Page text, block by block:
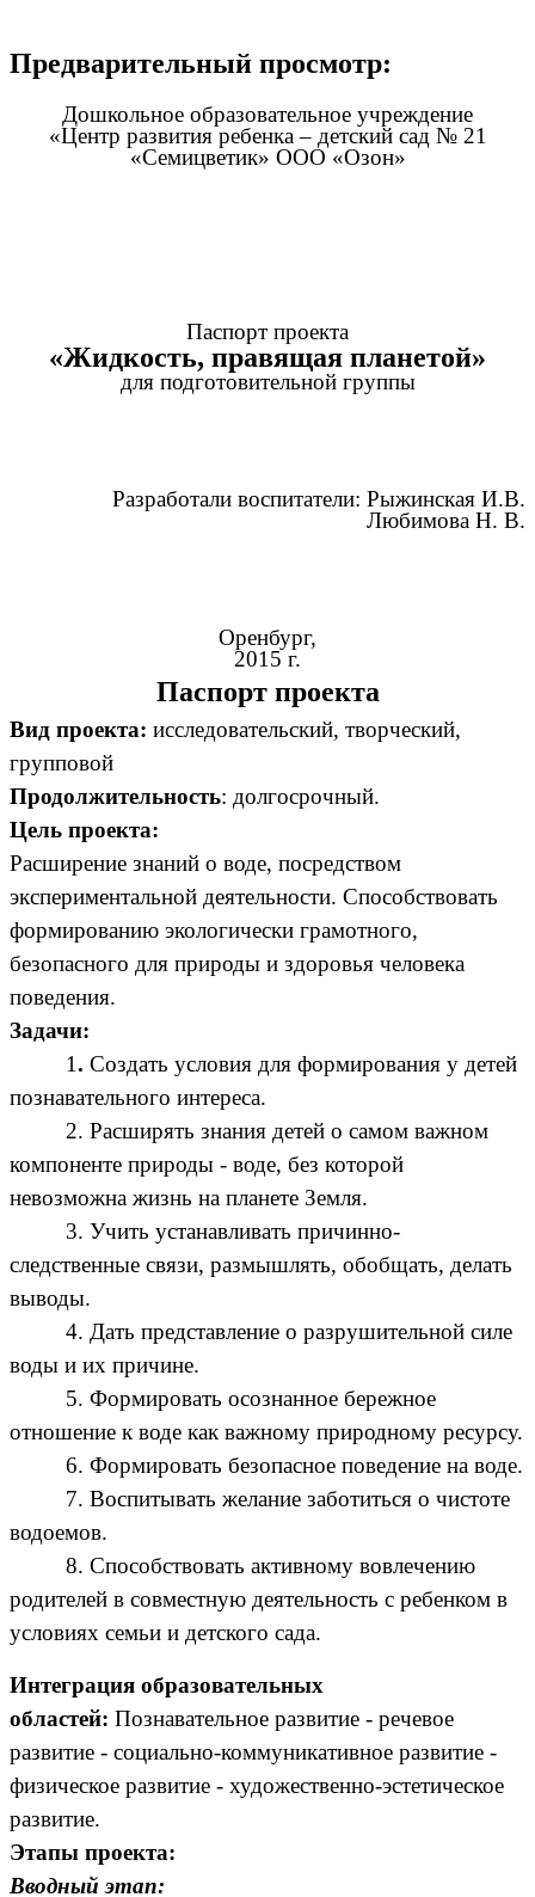
Предварительный просмотр:
Дошкольное образовательное учреждение
«Центр развития ребенка – детский сад № 21
«Семицветик» ООО «Озон»
Паспорт проекта
«Жидкость, правящая планетой»
для подготовительной группы
Разработали воспитатели: Рыжинская И.В.
Любимова Н. В.
Оренбург,
2015 г.
Паспорт проекта
Вид проекта: исследовательский, творческий,
групповой
Продолжительность: долгосрочный.
Цель проекта:
Расширение знаний о воде, посредством
экспериментальной деятельности. Способствовать
формированию экологически грамотного,
безопасного для природы и здоровья человека
поведения.
Задачи:
1.Создать условия для формирования у детей
познавательного интереса.
2. Расширять знания детей о самом важном
компоненте природы - воде, без которой
невозможна жизнь на планете Земля.
3. Учить устанавливать причинно-
следственные связи, размышлять, обобщать, делать
выводы.
4. Дать представление о разрушительной силе
воды и их причине.
5. Формировать осознанное бережное
отношение к воде как важному природному ресурсу.
6. Формировать безопасное поведение на воде.
7. Воспитывать желание заботиться о чистоте
водоемов.
8. Способствовать активному вовлечению
родителей в совместную деятельность с ребенком в
условиях семьи и детского сада.
Интеграция образовательных
областей: Познавательное развитие - речевое
развитие - социально-коммуникативное развитие -
физическое развитие - художественно-эстетическое
развитие.
Этапы проекта:
Вводный этап: